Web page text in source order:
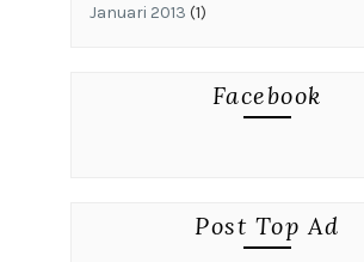
Januari 2013 (1)
Facebook
Post Top Ad